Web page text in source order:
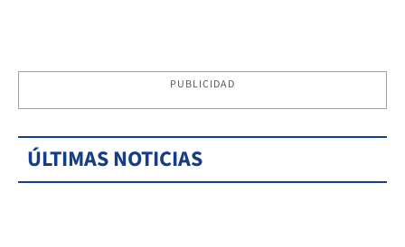
PUBLICIDAD
ÚLTIMAS NOTICIAS